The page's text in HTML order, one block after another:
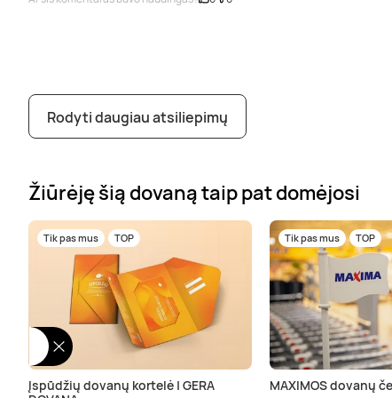
Rodyti daugiau atsiliepimų
Žiūrėję šią dovaną taip pat domėjosi
Tik pas mus TOP
Įspūdžių dovanų kortelė | GERA
Tik pas mus TOP
MAXIMOS dovanų